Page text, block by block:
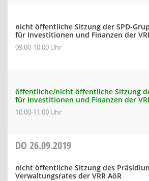
nicht öffentliche Sitzung der SPD-
für Investitionen und Finanzen der
09:00-10:00 Uhr
öffentliche/nicht öffentliche Sitzung
für Investitionen und Finanzen der
10:00-11:00 Uhr
DO 26.09.2019
nicht öffentliche Sitzung des
Verwaltungsrates der VRR AöR